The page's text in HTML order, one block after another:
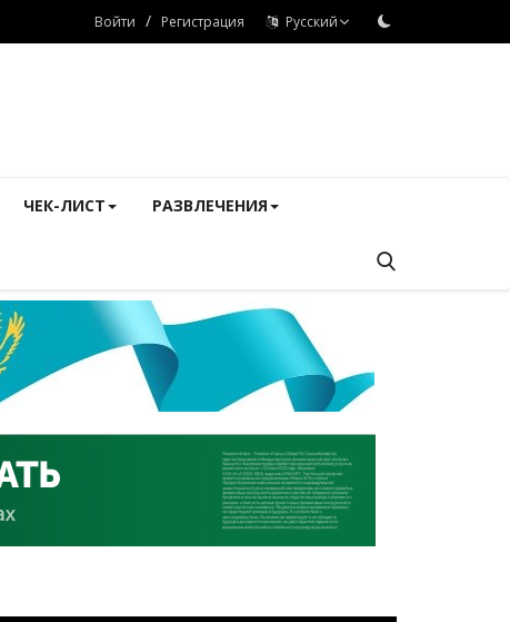
Войти / Регистрация Русский
ЧЕК-ЛИСТ РАЗВЛЕЧЕНИЯ